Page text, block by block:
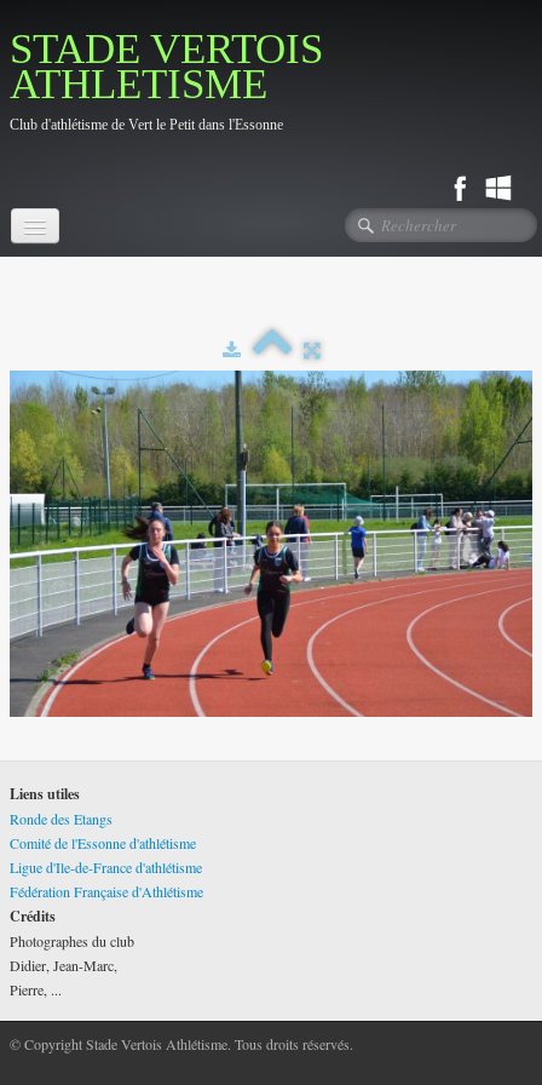
STADE VERTOIS
ATHLETISME
Club d'athlétisme de Vert le Petit dans l'Essonne
Photos▼
Contact
Liens utiles
Ronde des Etangs
Comité de l'Essonne d'athlétisme
Ligue d'Ile-de-France d'athlétisme
Fédération Française d'Athlétisme
Crédits
Photographes du club
Didier, Jean-Marc,
Pierre, ...
© Copyright Stade Vertois Athlétisme. Tous droits réservés.